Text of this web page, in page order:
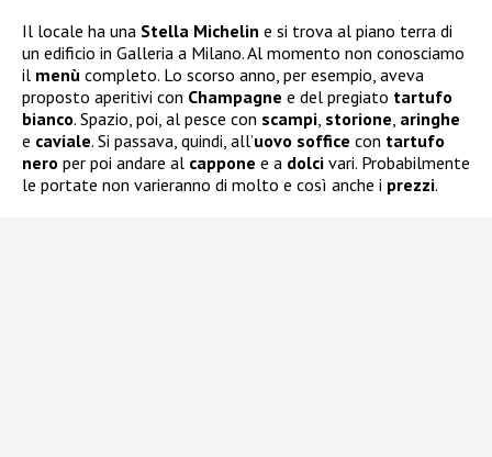
Il locale ha una Stella Michelin e si trova al piano terra di
un edificio in Galleria a Milano. Al momento non conosciamo
il menù completo. Lo scorso anno, per esempio, aveva
proposto aperitivi con Champagne e del pregiato tartufo
bianco. Spazio, poi, al pesce con scampi, storione, aringhe
e caviale. Si passava, quindi, all’uovo soffice con tartufo
nero per poi andare al cappone e a dolci vari. Probabilmente
le portate non varieranno di molto e così anche i prezzi.